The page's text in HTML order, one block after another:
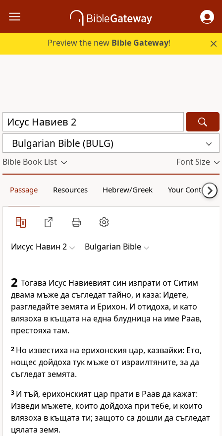
Preview the new Bible Gateway!
Bulgarian Bible (BULG)
Bible Book List Font Size
Passage Resources Hebrew/Greek Your Content
Иисус Навин 2 Bulgarian Bible
2 Тогава Исус Навиевият син изпрати от Ситим
двама мъже да съгледат тайно, и каза: Идете,
разгледайте земята и Ерихон. И отидоха, и като
влязоха в къщата на една блудница на име Раав,
престояха там.
2 Но известиха на ерихонския цар, казвайки: Ето,
нощес дойдоха тук мъже от израилтяните, за да
съгледат земята.
3 И тъй, ерихонският цар прати в Раав да кажат:
Изведи мъжете, които дойдоха при тебе, и които
влязоха в къщата ти; защото са дошли да съгледат
цялата земя.